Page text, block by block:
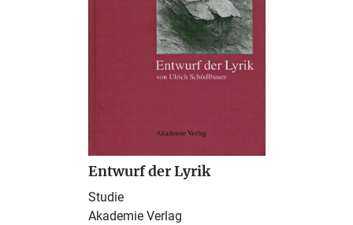
Entwurf der Lyrik
Studie
Akademie Verlag